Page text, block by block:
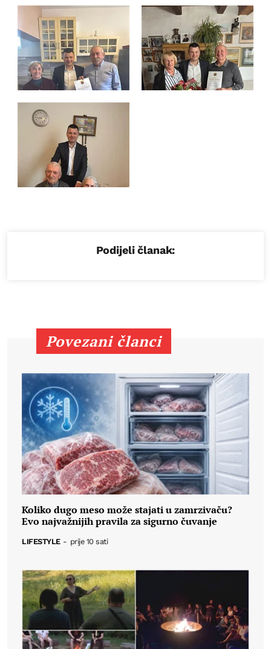
Podijeli članak:
Povezani članci
Koliko dugo meso može stajati u zamrzivaču?
Evo najvažnijih pravila za sigurno čuvanje
LIFESTYLE - prije 10 sati